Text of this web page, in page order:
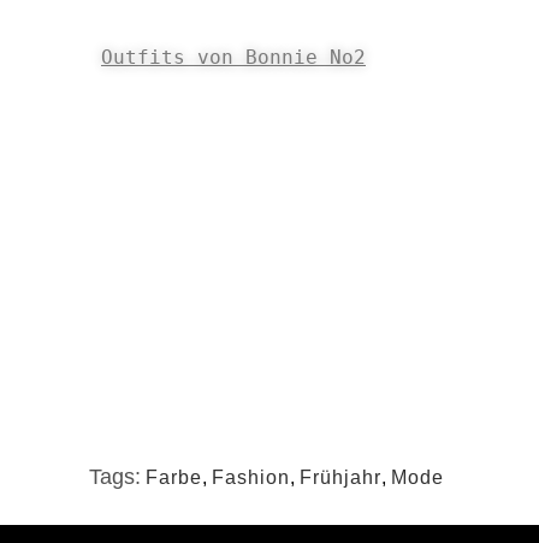
Outfits von Bonnie No2
Tags: Farbe, Fashion, Frühjahr, Mode